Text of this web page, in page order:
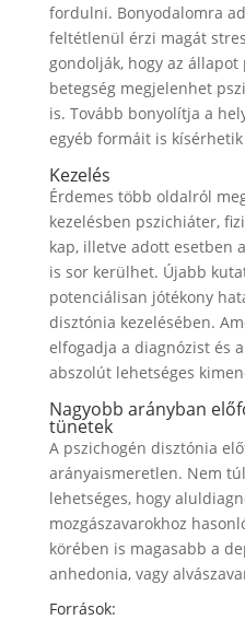
fordulni. Bonyodalomra
feltétlenül érzi magát
gondolják, hogy az
betegség megjelenhet
is. Tovább bonyolítja a
egyéb formáit is
Kezelés
Érdemes több oldalról
kezelésben pszichiáter,
kap, illetve adott esetben
is sor kerülhet. Újabb
potenciálisan jótékony
disztónia kezelésében.
elfogadja a diagnózist és
abszolút lehetséges
Nagyobb arányban
tünetek
A pszichogén disztónia
arányaismeretlen. Nem
lehetséges, hogy
mozgászavarokhoz
körében is magasabb a
anhedonia, vagy
Források: